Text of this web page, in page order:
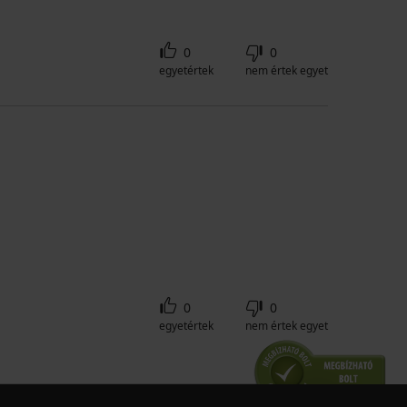
0
egyetértek
0
nem értek egyet
0
egyetértek
0
nem értek egyet